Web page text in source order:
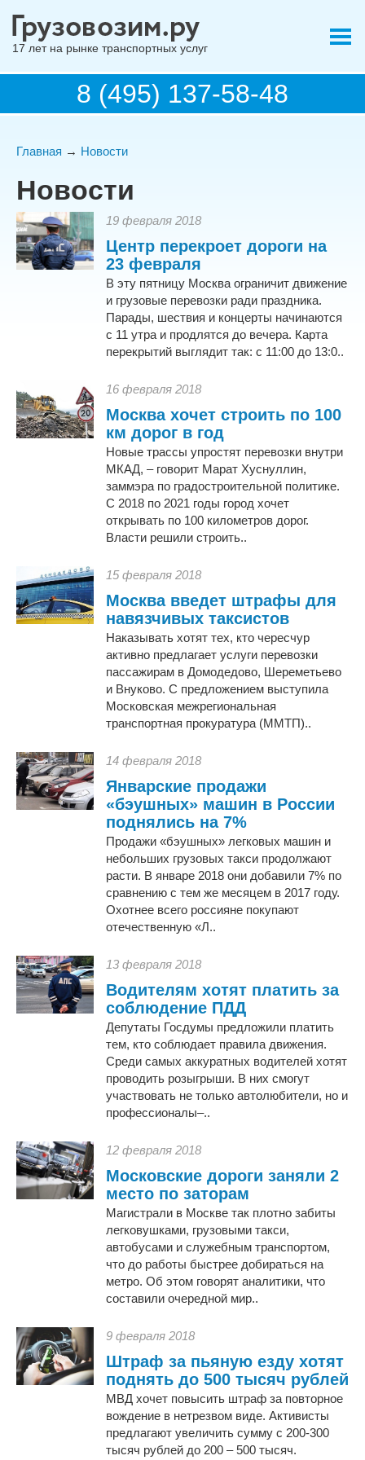
17 лет на рынке транспортных услуг
8 (495) 137-58-48
Главная → Новости
Новости
19 февраля 2018
Центр перекроет дороги на
23 февраля
В эту пятницу Москва ограничит движение
и грузовые перевозки ради праздника.
Парады, шествия и концерты начинаются
с 11 утра и продлятся до вечера. Карта
перекрытий выглядит так: с 11:00 до 13:0..
16 февраля 2018
Москва хочет строить по 100
км дорог в год
Новые трассы упростят перевозки внутри
МКАД, – говорит Марат Хуснуллин,
заммэра по градостроительной политике.
С 2018 по 2021 годы город хочет
открывать по 100 километров дорог.
Власти решили строить..
15 февраля 2018
Москва введет штрафы для
навязчивых таксистов
Наказывать хотят тех, кто чересчур
активно предлагает услуги перевозки
пассажирам в Домодедово, Шереметьево
и Внуково. С предложением выступила
Московская межрегиональная
транспортная прокуратура (ММТП)..
14 февраля 2018
Январские продажи
«бэушных» машин в России
поднялись на 7%
Продажи «бэушных» легковых машин и
небольших грузовых такси продолжают
расти. В январе 2018 они добавили 7% по
сравнению с тем же месяцем в 2017 году.
Охотнее всего россияне покупают
отечественную «Л..
13 февраля 2018
Водителям хотят платить за
соблюдение ПДД
Депутаты Госдумы предложили платить
тем, кто соблюдает правила движения.
Среди самых аккуратных водителей хотят
проводить розыгрыши. В них смогут
участвовать не только автолюбители, но и
профессионалы–..
12 февраля 2018
Московские дороги заняли 2
место по заторам
Магистрали в Москве так плотно забиты
легковушками, грузовыми такси,
автобусами и служебным транспортом,
что до работы быстрее добираться на
метро. Об этом говорят аналитики, что
составили очередной мир..
9 февраля 2018
Штраф за пьяную езду хотят
поднять до 500 тысяч рублей
МВД хочет повысить штраф за повторное
вождение в нетрезвом виде. Активисты
предлагают увеличить сумму с 200-300
тысяч рублей до 200 – 500 тысяч.